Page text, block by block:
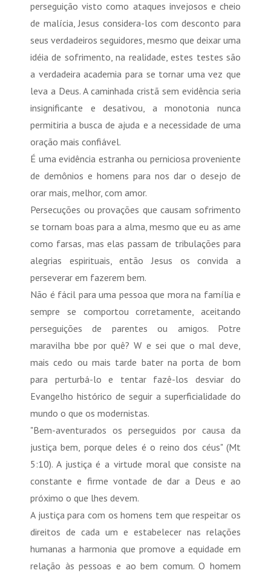
perseguição visto como ataques invejosos e cheio
de malícia, Jesus considera-los com desconto para
seus verdadeiros seguidores, mesmo que deixar uma
idéia de sofrimento, na realidade, estes testes são
a verdadeira academia para se tornar uma vez que
leva a Deus. A caminhada cristã sem evidência seria
insignificante e desativou, a monotonia nunca
permitiria a busca de ajuda e a necessidade de uma
oração mais confiável.
É uma evidência estranha ou perniciosa proveniente
de demônios e homens para nos dar o desejo de
orar mais, melhor, com amor.
Persecuções ou provações que causam sofrimento
se tornam boas para a alma, mesmo que eu as ame
como farsas, mas elas passam de tribulações para
alegrias espirituais, então Jesus os convida a
perseverar em fazerem bem.
Não é fácil para uma pessoa que mora na família e
sempre se comportou corretamente, aceitando
perseguições de parentes ou amigos. Potre
maravilha bbe por quê? W e sei que o mal deve,
mais cedo ou mais tarde bater na porta de bom
para perturbá-lo e tentar fazê-los desviar do
Evangelho histórico de seguir a superficialidade do
mundo o que os modernistas.
"Bem-aventurados os perseguidos por causa da
justiça bem, porque deles é o reino dos céus" (Mt
5:10). A justiça é a virtude moral que consiste na
constante e firme vontade de dar a Deus e ao
próximo o que lhes devem.
A justiça para com os homens tem que respeitar os
direitos de cada um e estabelecer nas relações
humanas a harmonia que promove a equidade em
relação às pessoas e ao bem comum. O homem